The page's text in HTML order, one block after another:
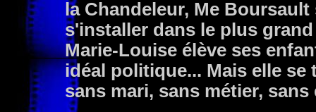
la Chandeleur, Me
s'installer dans le plus
Marie-Louise élève ses
idéal politique... Mais elle
sans mari, sans métier, sans